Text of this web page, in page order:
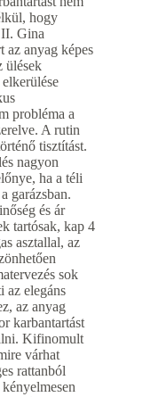
hogy
II. Gina
az anyag képes
ülések
probléma a
A rutin
tisztítást.
nagyon
ha a téli
garázsban.
és ár
tartósak, kap 4
asztallal, az
sok
az elegáns
az anyag
karbantartást
Kifinomult
várhat
rattanból